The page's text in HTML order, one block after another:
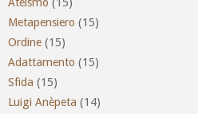
Metapensiero (15)
Ordine (15)
Adattamento (15)
Sfida (15)
Luigi Anèpeta (14)